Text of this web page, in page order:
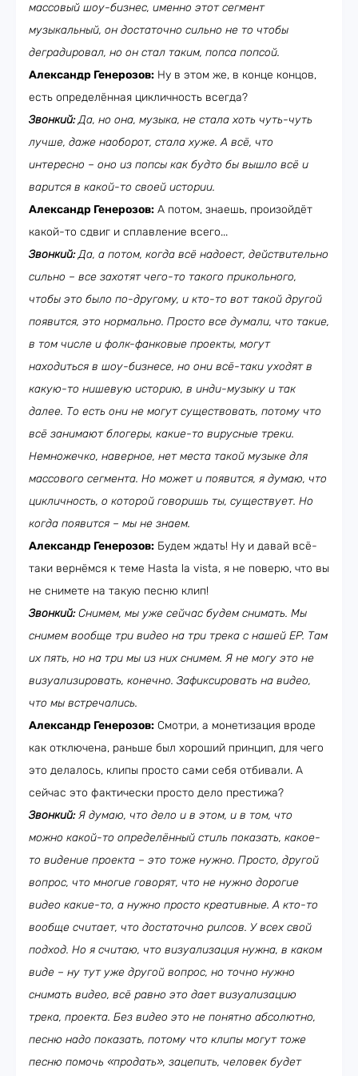
массовый шоу-бизнес, именно этот сегмент
музыкальный, он достаточно сильно не то чтобы
деградировал, но он стал таким, попса попсой.
Александр Генерозов: Ну в этом же, в конце концов,
есть определённая цикличность всегда?
Звонкий:Да, но она, музыка, не стала хоть чуть-чуть
лучше, даже наоборот, стала хуже. А всё, что
интересно – оно из попсы как будто бы вышло всё и
варится в какой-то своей истории.
Александр Генерозов: А потом, знаешь, произойдёт
какой-то сдвиг и сплавление всего...
Звонкий:Да, а потом, когда всё надоест, действительно
сильно – все захотят чего-то такого прикольного,
чтобы это было по-другому, и кто-то вот такой другой
появится, это нормально. Просто все думали, что такие,
в том числе и фолк-фанковые проекты, могут
находиться в шоу-бизнесе, но они всё-таки уходят в
какую-то нишевую историю, в инди-музыку и так
далее. То есть они не могут существовать, потому что
всё занимают блогеры, какие-то вирусные треки.
Немножечко, наверное, нет места такой музыке для
массового сегмента. Но может и появится, я думаю, что
цикличность, о которой говоришь ты, существует. Но
когда появится – мы не знаем.
Александр Генерозов: Будем ждать! Ну и давай всё-
таки вернёмся к теме Hasta la vista, я не поверю, что вы
не снимете на такую песню клип!
Звонкий:Снимем, мы уже сейчас будем снимать. Мы
снимем вообще три видео на три трека с нашей EP. Там
их пять, но на три мы из них снимем. Я не могу это не
визуализировать, конечно. Зафиксировать на видео,
что мы встречались.
Александр Генерозов: Смотри, а монетизация вроде
как отключена, раньше был хороший принцип, для чего
это делалось, клипы просто сами себя отбивали. А
сейчас это фактически просто дело престижа?
Звонкий:Я думаю, что дело и в этом, и в том, что
можно какой-то определённый стиль показать, какое-
то видение проекта – это тоже нужно. Просто, другой
вопрос, что многие говорят, что не нужно дорогие
видео какие-то, а нужно просто креативные. А кто-то
вообще считает, что достаточно рилсов. У всех свой
подход. Но я считаю, что визуализация нужна, в каком
виде – ну тут уже другой вопрос, но точно нужно
снимать видео, всё равно это дает визуализацию
трека, проекта. Без видео это не понятно абсолютно,
песню надо показать, потому что клипы могут тоже
песню помочь «продать», зацепить, человек будет